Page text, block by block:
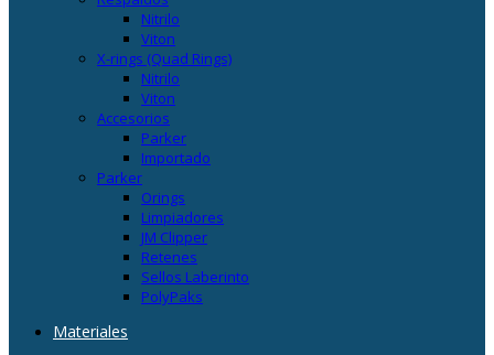
Nitrilo
Viton
X-rings (Quad Rings)
Nitrilo
Viton
Accesorios
Parker
Importado
Parker
Orings
Limpiadores
JM Clipper
Retenes
Sellos Laberinto
PolyPaks
Materiales